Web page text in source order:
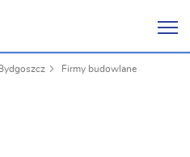
Bydgoszcz Firmy budowlane